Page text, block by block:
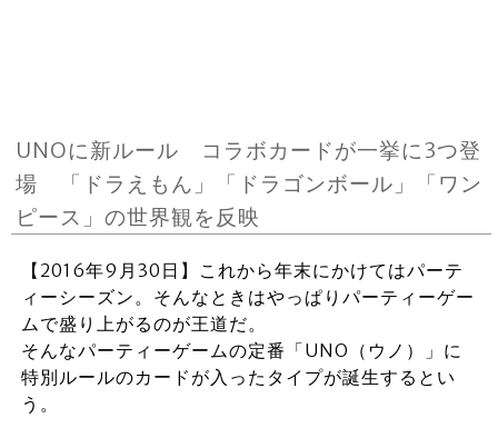
UNOに新ルール コラボカードが一挙に3つ登
場 「ドラえもん」「ドラゴンボール」「ワン
ピース」の世界観を反映
【2016年9月30日】これから年末にかけてはパーテ
ィーシーズン。そんなときはやっぱりパーティーゲー
ムで盛り上がるのが王道だ。
そんなパーティーゲームの定番「UNO（ウノ）」に
特別ルールのカードが入ったタイプが誕生するとい
う。